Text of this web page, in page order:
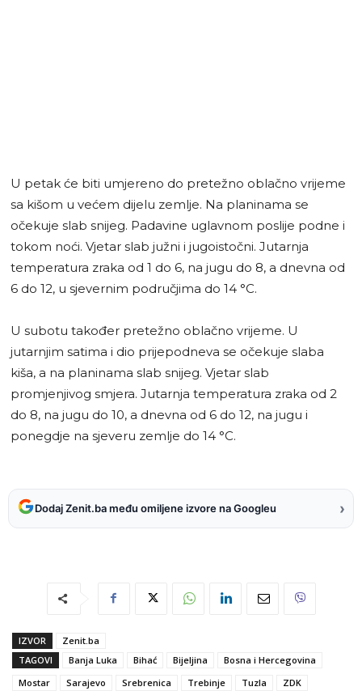
U petak će biti umjereno do pretežno oblačno vrijeme
sa kišom u većem dijelu zemlje. Na planinama se
očekuje slab snijeg. Padavine uglavnom poslije podne i
tokom noći. Vjetar slab južni i jugoistočni. Jutarnja
temperatura zraka od 1 do 6, na jugu do 8, a dnevna od
6 do 12, u sjevernim područjima do 14 °C.
U subotu također pretežno oblačno vrijeme. U
jutarnjim satima i dio prijepodneva se očekuje slaba
kiša, a na planinama slab snijeg. Vjetar slab
promjenjivog smjera. Jutarnja temperatura zraka od 2
do 8, na jugu do 10, a dnevna od 6 do 12, na jugu i
ponegdje na sjeveru zemlje do 14 °C.
Dodaj Zenit.ba među omiljene izvore na Googleu ›
IZVOR
Zenit.ba
TAGOVI
Banja Luka Bihać Bijeljina
Bosna i Hercegovina
Mostar
Sarajevo Srebrenica Trebinje Tuzla
ZDK